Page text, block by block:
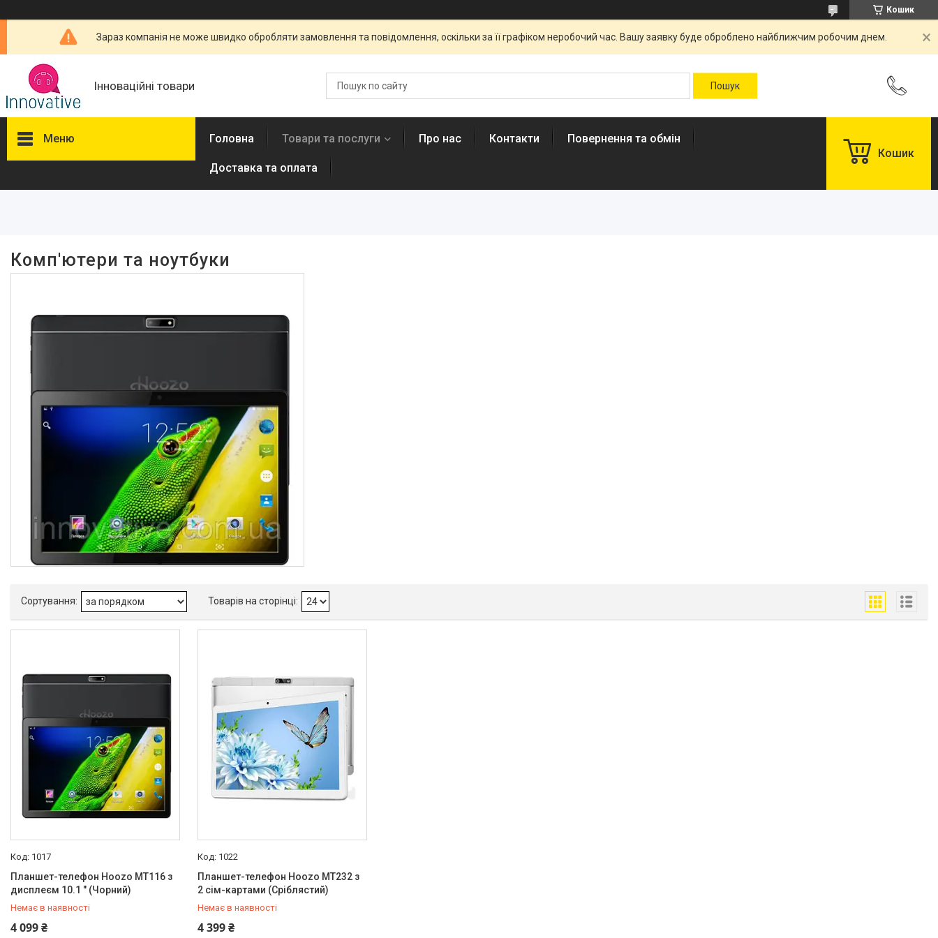
Кошик
Зараз компанія не може швидко обробляти замовлення та повідомлення, оскільки за її графіком неробочий час. Вашу заявку буде оброблено найближчим робочим днем.
Інноваційні товари
Меню
Про нас
Повернення та обмін
Головна Товари та послуги Про нас Контакти Повернення та обмін
Доставка та оплата
Кошик
Комп'ютери та ноутбуки
1017
Планшет-телефон Hoozo MT116 з
дисплеєм 10.1 " (Чорний)
Немає в наявності
4 099 ₴
+380 (50) 432-84-83
1022
Планшет-телефон Hoozo MT232 з
2 сім-картами (Сріблястий)
Немає в наявності
4 399 ₴
+380 (50) 432-84-83